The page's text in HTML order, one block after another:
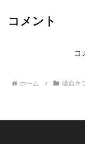
コメント
コ
ホーム 吸血キ